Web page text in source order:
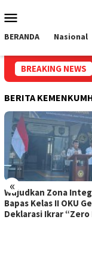
ke
Mobile
BERANDA Nasional
BREAKING NEWS
Sinergi Rutan
BERITA
«
Integritas,
Gelar
Halinar”